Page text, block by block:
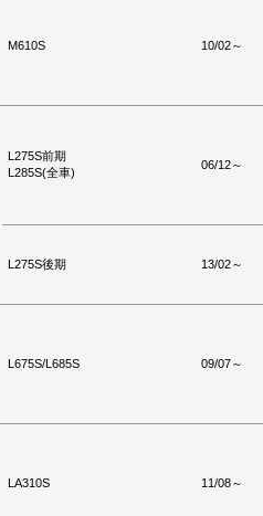
M610S 10/02～
L275S前期
L285S(全車)
06/12～
L275S後期 13/02～
L675S/L685S 09/07～
LA310S 11/08～